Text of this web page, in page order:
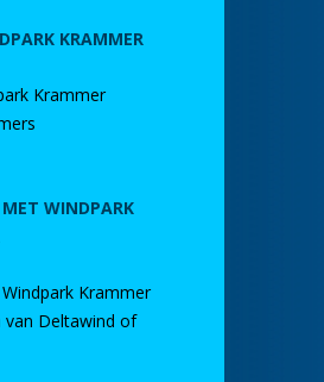
KRAMMER
Krammer
WINDPARK
Krammer
van Deltawind of